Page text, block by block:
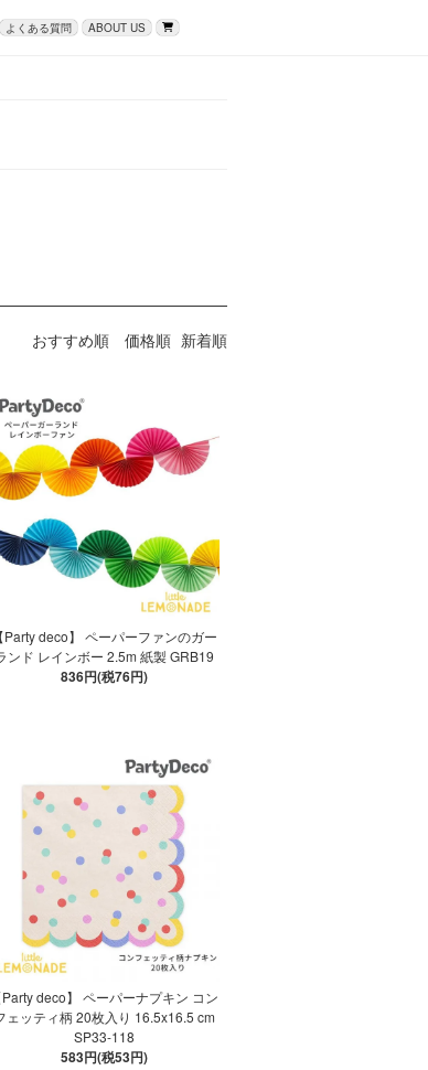
よくある質問 ABOUT US
おすすめ順 価格順 新着順
【Party deco】 ペーパーファンのガー
ンド レインボー 2.5m 紙製 GRB19
836円(税76円)
Party deco】 ペーパーナプキン コン
ェッティ柄 20枚入り 16.5x16.5 cm
SP33-118
583円(税53円)